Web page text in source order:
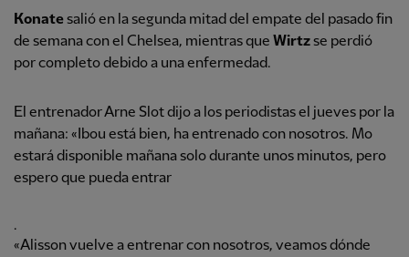
Konatesalió en la segunda mitad del empate del pasado fin
de semana con el Chelsea, mientras que Wirtzse perdió
por completo debido a una enfermedad.
El entrenador Arne Slot dijo a los periodistas el jueves por la
mañana: «Ibou está bien, ha entrenado con nosotros. Mo
estará disponible mañana solo durante unos minutos, pero
espero que pueda entrar
.
«Alisson vuelve a entrenar con nosotros, veamos dónde